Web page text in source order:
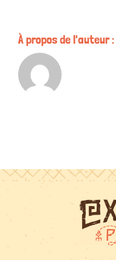
À propos de l'auteur :